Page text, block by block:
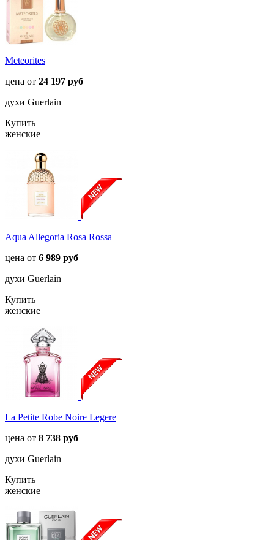
Meteorites
цена от 24 197 руб
духи Guerlain
Купить
женские
Aqua Allegoria Rosa Rossa
цена от 6 989 руб
духи Guerlain
Купить
женские
La Petite Robe Noire Legere
цена от 8 738 руб
духи Guerlain
Купить
женские